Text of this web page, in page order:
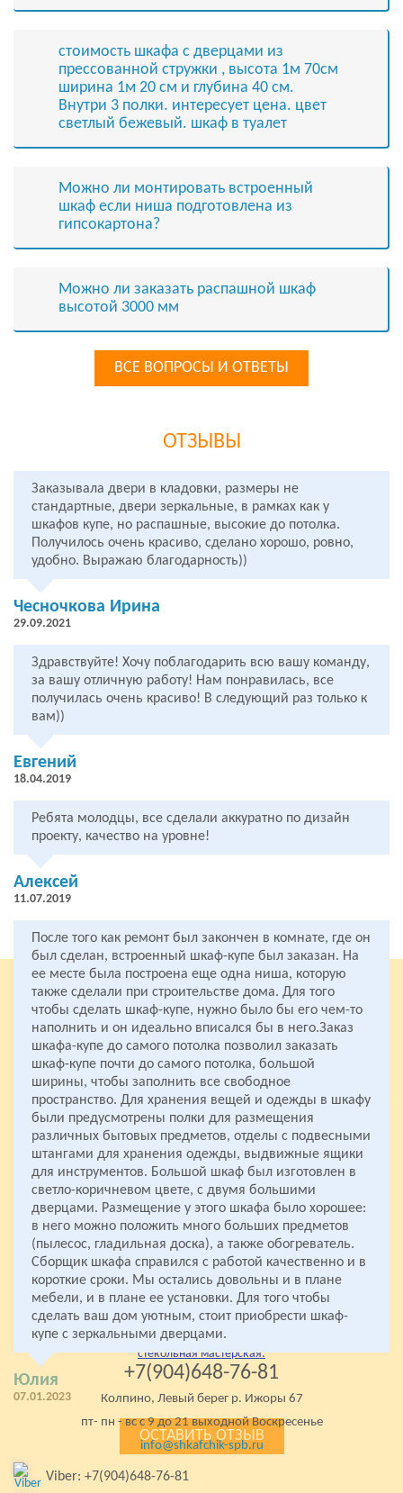
стоимость шкафа с дверцами из
прессованной стружки , высота 1м 70см
ширина 1м 20 см и глубина 40 см.
Внутри 3 полки. интересует цена. цвет
светлый бежевый. шкаф в туалет
Можно ли монтировать встроенный
шкаф если ниша подготовлена из
гипсокартона?
Можно ли заказать распашной шкаф
высотой 3000 мм
ВСЕ ВОПРОСЫ И ОТВЕТЫ
ОТЗЫВЫ
Заказывала двери в кладовки, размеры не
стандартные, двери зеркальные, в рамках как у
шкафов купе, но распашные, высокие до потолка.
Получилось очень красиво, сделано хорошо, ровно,
удобно. Выражаю благодарность))
Чесночкова Ирина
29.09.2021
Здравствуйте! Хочу поблагодарить всю вашу команду,
за вашу отличную работу! Нам понравилась, все
получилась очень красиво! В следующий раз только к
вам))
Евгений
18.04.2019
Ребята молодцы, все сделали аккуратно по дизайн
проекту, качество на уровне!
Алексей
11.07.2019
После того как ремонт был закончен в комнате, где он
был сделан, встроенный шкаф-купе был заказан. На
ее месте была построена еще одна ниша, которую
также сделали при строительстве дома. Для того
чтобы сделать шкаф-купе, нужно было бы его чем-то
наполнить и он идеально вписался бы в него.Заказ
шкафа-купе до самого потолка позволил заказать
шкаф-купе почти до самого потолка, большой
ширины, чтобы заполнить все свободное
пространство. Для хранения вещей и одежды в шкафу
были предусмотрены полки для размещения
различных бытовых предметов, отделы с подвесными
штангами для хранения одежды, выдвижные ящики
для инструментов. Большой шкаф был изготовлен в
светло-коричневом цвете, с двумя большими
дверцами. Размещение у этого шкафа было хорошее:
в него можно положить много больших предметов
(пылесос, гладильная доска), а также обогреватель.
Сборщик шкафа справился с работой качественно и в
короткие сроки. Мы остались довольны и в плане
мебели, и в плане ее установки. Для того чтобы
сделать ваш дом уютным, стоит приобрести шкаф-
купе с зеркальными дверцами.
Юлия
07.01.2023
ОСТАВИТЬ ОТЗЫВ
ПО СЕРИИ
У МЕТРО
ПО РАЙОНАМ
В ЛЕНИНГРАДСКОЙ ОБЛАСТИ
Все права защищены
2005- 2026 «Комфорт»
Мебель на заказ
от производителя
мебельное производство:
+7(812)980-01-28
+7(904)648-76-81
стекольная мастерская:
+7(904)648-76-81
Колпино, Левый берег р. Ижоры 67
пт- пн - вс с 9 до 21 выходной Воскресенье
info@shkafchik-spb.ru
Viber: +7(904)648-76-81